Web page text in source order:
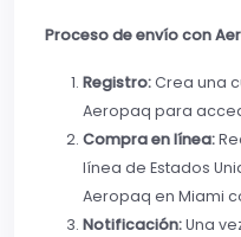
Proceso de envío con
Registro:Crea una
Aeropaq para
Compra en línea:
línea de Estados
Aeropaq en Miami
Notificación:Una